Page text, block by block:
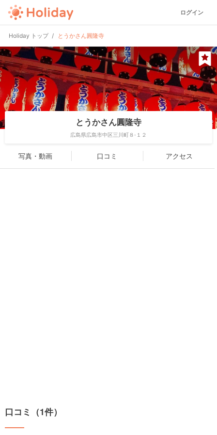
ログイン
Holiday トップ とうかさん圓隆寺
とうかさん圓隆寺
広島県広島市中区三川町８-１２
写真・動画 口コミ アクセス
口コミ（1件）